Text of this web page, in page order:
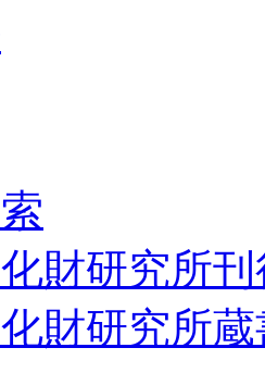
財研究所
財研究所